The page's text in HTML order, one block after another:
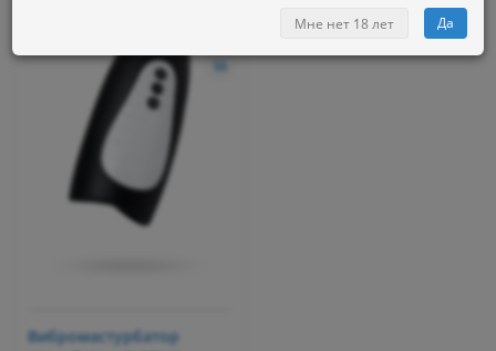
Вибромастурбатор
Мне нет 18 лет Да